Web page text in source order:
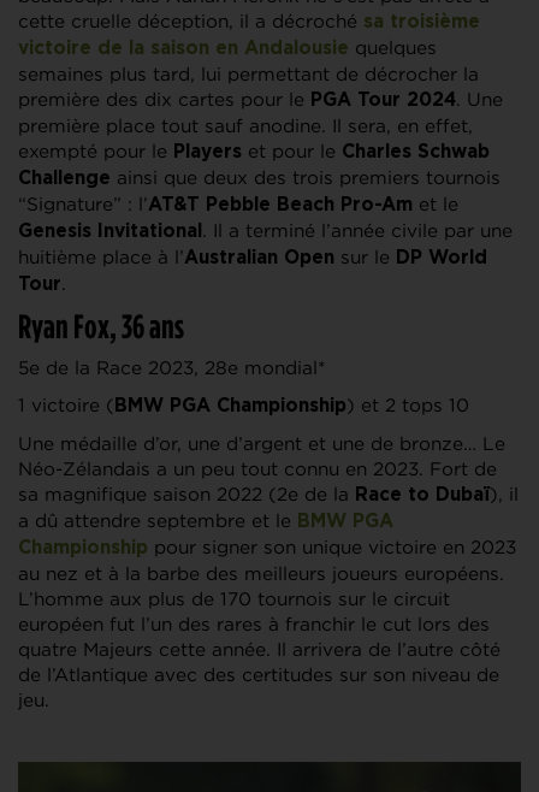
cette cruelle déception, il a décroché sa troisième
victoire de la saison en Andalousie quelques
semaines plus tard, lui permettant de décrocher la
première des dix cartes pour le PGA Tour 2024. Une
première place tout sauf anodine. Il sera, en effet,
exempté pour le Players et pour le Charles Schwab
Challenge ainsi que deux des trois premiers tournois
“Signature” : l’AT&T Pebble Beach Pro-Am et le
Genesis Invitational . Il a terminé l’année civile par une
huitième place à l’Australian Open sur le DP World
Tour.
Ryan Fox, 36 ans
5e de la Race 2023, 28e mondial*
1 victoire ( BMW PGA Championship) et 2 tops 10
Une médaille d’or, une d’argent et une de bronze… Le
Néo-Zélandais a un peu tout connu en 2023. Fort de
sa magnifique saison 2022 (2e de la Race to Dubaï), il
a dû attendre septembre et le BMW PGA
Championship pour signer son unique victoire en 2023
au nez et à la barbe des meilleurs joueurs européens.
L’homme aux plus de 170 tournois sur le circuit
européen fut l’un des rares à franchir le cut lors des
quatre Majeurs cette année. Il arrivera de l’autre côté
de l’Atlantique avec des certitudes sur son niveau de
jeu.